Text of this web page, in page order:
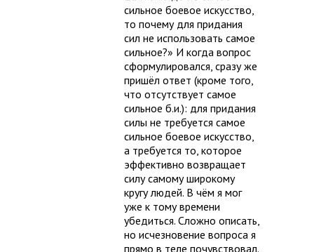
сильное боевое искусство,
то почему для придания
сил не использовать самое
сильное?» И когда вопрос
сформулировался, сразу же
пришёл ответ (кроме того,
что отсутствует самое
сильное б.и.): для придания
силы не требуется самое
сильное боевое искусство,
а требуется то, которое
эффективно возвращает
силу самому широкому
кругу людей. В чём я мог
уже к тому времени
убедиться. Сложно описать,
но исчезновение вопроса я
прямо в теле почувствовал.